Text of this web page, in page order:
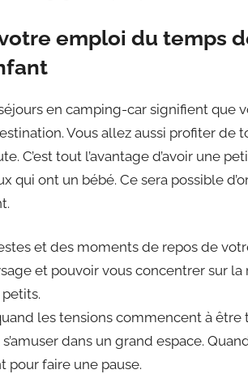
emploi du temps
en camping-car signifient que
Vous allez aussi profiter
C’est tout l’avantage d’avoir une
qui ont un bébé. Ce sera possible
et des moments de repos de
et pouvoir vous concentrer sur
les tensions commencent à
dans un grand espace.
pour faire une pause.